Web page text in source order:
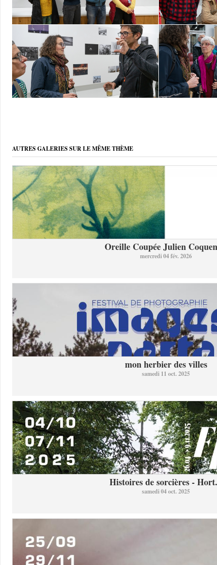
AUTRES GALERIES SUR LE MÊME THÈME
Oreille Coupée Julien
mercredi 04 fév. 2026
mon herbier des villes
samedi 11 oct. 2025
Histoires de sorcières -
samedi 04 oct. 2025